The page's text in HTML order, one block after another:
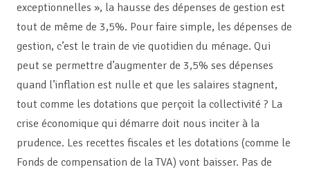
exceptionnelles », la hausse des dépenses de gestion est
tout de même de 3,5%. Pour faire simple, les dépenses de
gestion, c’est le train de vie quotidien du ménage. Qui
peut se permettre d’augmenter de 3,5% ses dépenses
quand l’inflation est nulle et que les salaires stagnent,
tout comme les dotations que perçoit la collectivité ? La
crise économique qui démarre doit nous inciter à la
prudence. Les recettes fiscales et les dotations (comme le
Fonds de compensation de la TVA) vont baisser. Pas de